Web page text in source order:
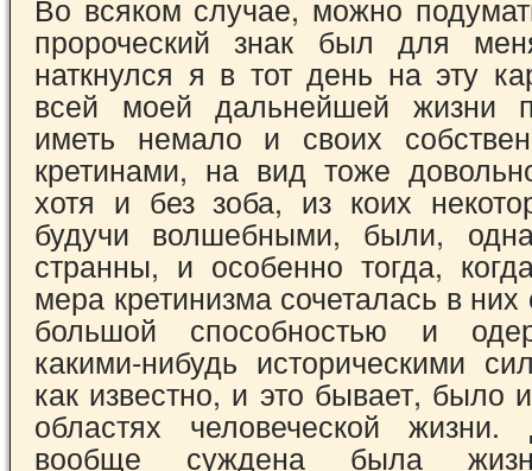
пророческий знак был для
наткнулся я в тот день на эту
всей моей дальнейшей жиз­ни
иметь немало и своих
кретинами, на вид тоже
хотя и без зоба, из коих
будучи волшебными, были,
странны, и особен­но тогда,
мера кретинизма сочеталась в них
большой способностью и
какими-нибудь историческими
как известно, и это бывает, было
обла­стях человеческой
вообще суждена была